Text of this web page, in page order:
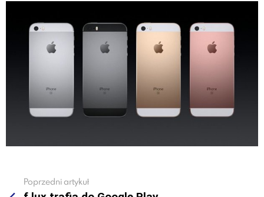
Poprzedni artykuł